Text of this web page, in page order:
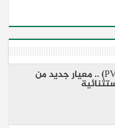
كـــــيا (PV5) .. معيار جديد من